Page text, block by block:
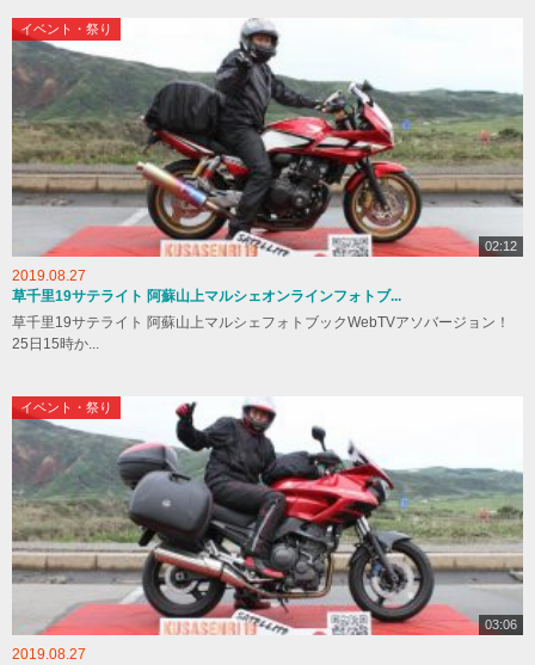
イベント・祭り
02:12
2019.08.27
草千里19サテライト 阿蘇山上マルシェオンラインフォトブ...
草千里19サテライト 阿蘇山上マルシェフォトブックWebTVアソバージョン！
25日15時か...
イベント・祭り
03:06
2019.08.27